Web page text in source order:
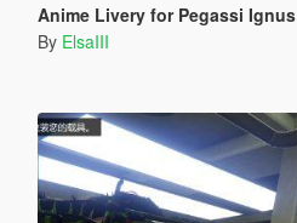
Anime Livery for Pegassi Ignus
By ElsaIII